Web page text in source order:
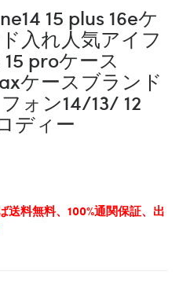
15 plus 16eケ
入れ人気アイフ
proケース
ケースブランド
ォン14/13/ 12
ディー
料無料、100%通関保証、出